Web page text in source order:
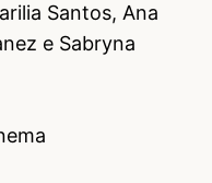
Santos, Ana
e Sabryna